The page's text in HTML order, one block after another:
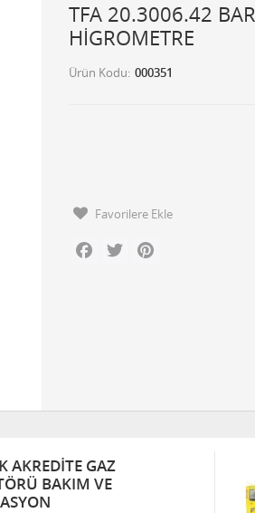
TFA 20.3006.42
HİGROMETRE
Ürün Kodu 000351
Favorilere Ekle
Facebook
Twitter
TÜRKAK AKREDITE GAZ
DEDEKTÖRÜ BAKIM VE
KALIBRASYON